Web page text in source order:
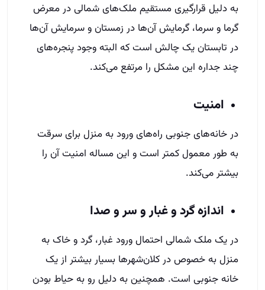
به دلیل قرارگیری مستقیم ملک‌های شمالی در معرض
گرما و سرما، گرمایش آن‌ها در زمستان و سرمایش آن‌ها
در تابستان یک چالش است که البته وجود پنجره‌های
چند جداره این مشکل را مرتفع می‌کند.
امنیت
در خانه‌های جنوبی راه‌های ورود به منزل برای سرقت
به طور معمول کمتر است و این مساله امنیت آن را
بیشتر می‌کند.
اندازه گرد و غبار و سر و صدا
در یک ملک شمالی احتمال ورود غبار، گرد و خاک به
منزل به خصوص در کلان‌شهرها بسیار بیشتر از یک
خانه جنوبی است. همچنین به دلیل رو به حیاط بودن